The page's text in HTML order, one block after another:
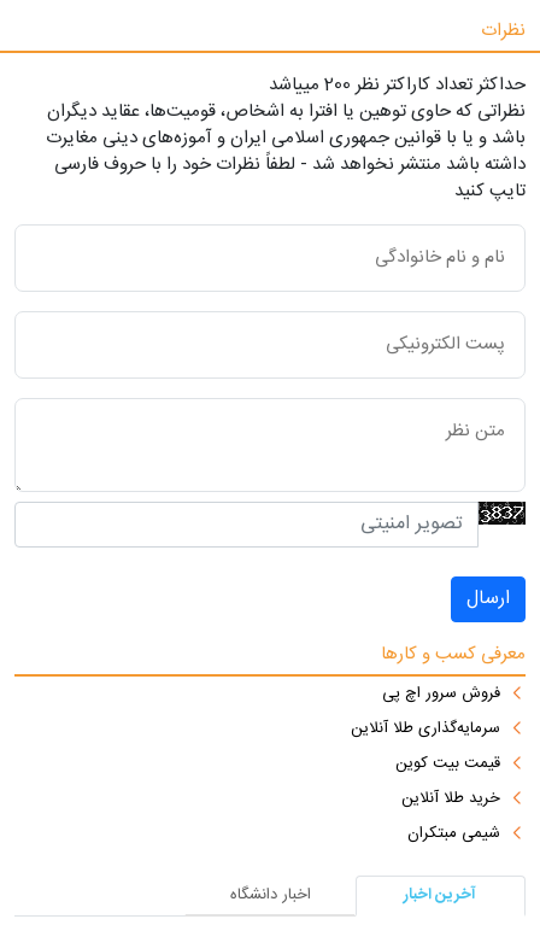
نظرات
حداکثر تعداد کاراکتر نظر 200 ميياشد
نظراتی که حاوی توهین یا افترا به اشخاص، قومیت‌ها، عقاید دیگران
باشد و یا با قوانین جمهوری اسلامی ایران و آموزه‌های دینی مغایرت
داشته باشد منتشر نخواهد شد - لطفاً نظرات خود را با حروف فارسی
تایپ کنید
ارسال
معرفی کسب و کارها
فروش سرور اچ پی
سرمایه‌گذاری طلا آنلاین
قیمت بیت کوین
خرید طلا آنلاین
شیمی مبتکران
آخرین اخبار
اخبار دانشگاه